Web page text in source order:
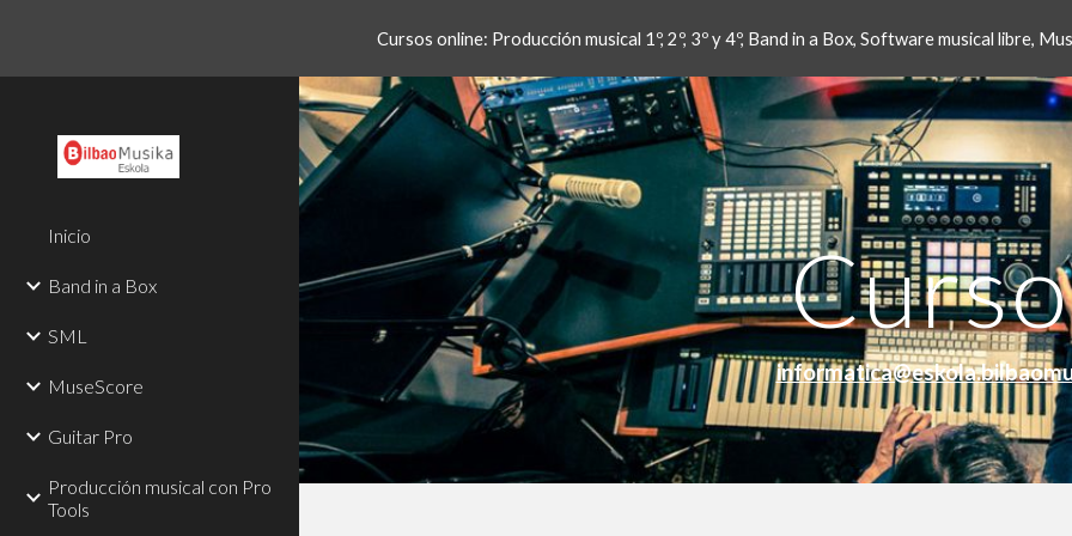
Skip to main content Skip to
Cursos online: Producción musical 1º, 2º, 3º y 4º, Band in a Box, Software musical libre,
Inicio
Band in a Box
SML
MuseScore
Guitar Pro
Producción musical con Pro
Tools